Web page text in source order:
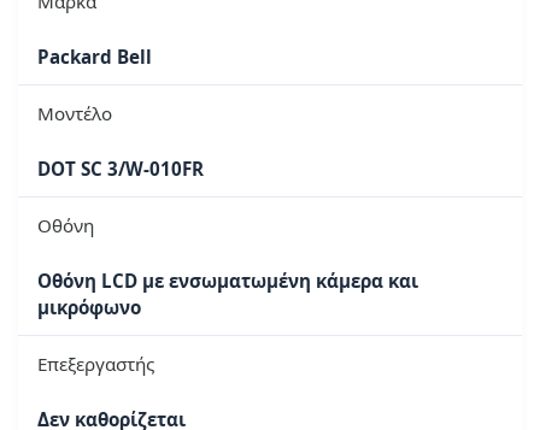
Packard Bell
Μοντέλο
DOT SC 3/W-010FR
Οθόνη
Οθόνη LCD με ενσωματωμένη κάμερα και
μικρόφωνο
Επεξεργαστής
Δεν καθορίζεται